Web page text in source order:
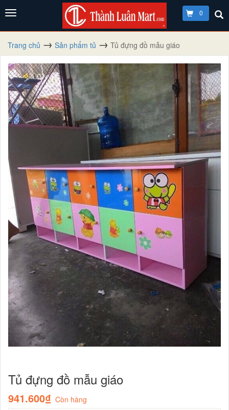
0
Trang chủ Sản phẩm tủ Tủ đựng đồ mẫu giáo
Tủ đựng đồ mẫu giáo
941.600₫ Còn hàng